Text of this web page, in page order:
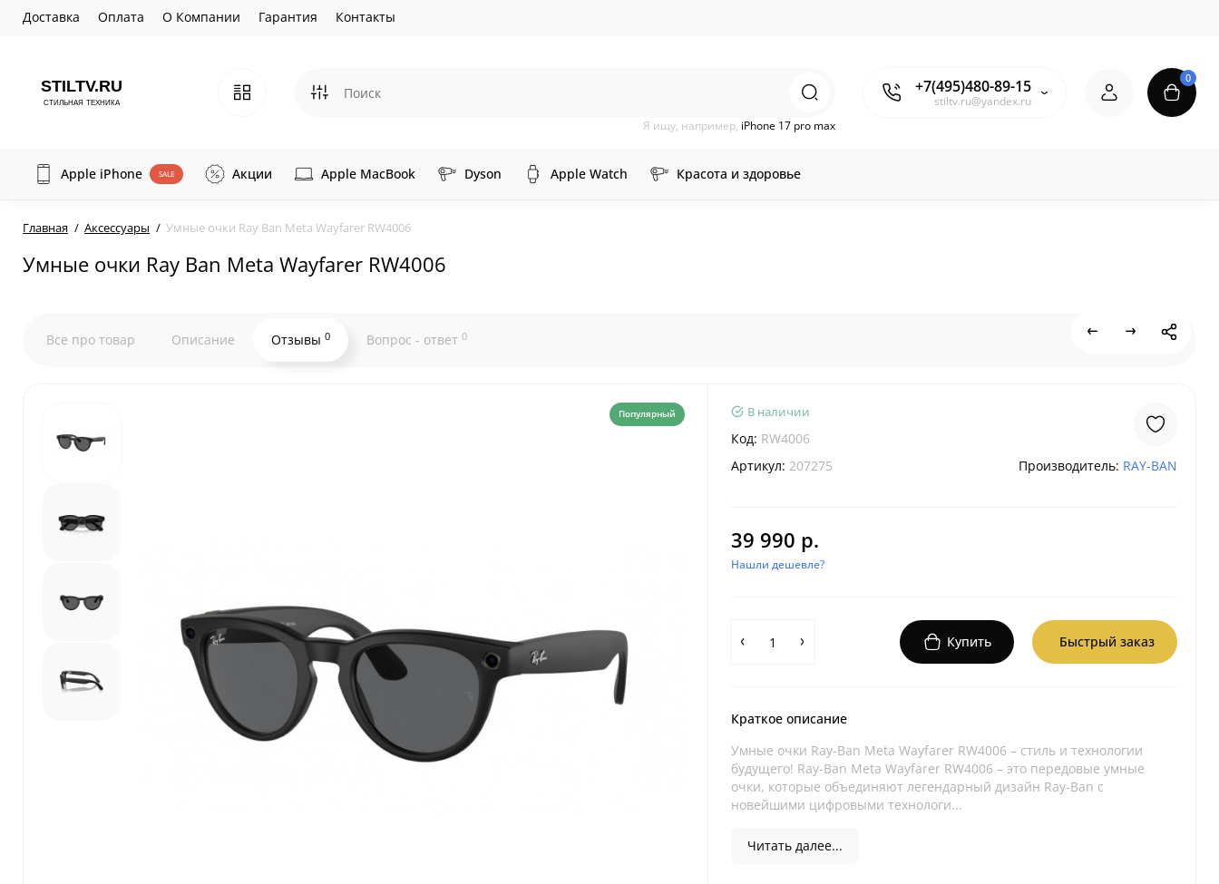
Доставка Оплата О Компании Гарантия Контакты
+7(495)480-89-15
stiltv.ru@yandex.ru
Я ищу, например, iPhone 17 pro max
0
Apple iPhone SALE Акции Apple MacBook Dyson Apple Watch Красота и здоровье
Главная Аксессуары Умные очки Ray Ban Meta Wayfarer RW4006
Умные очки Ray Ban Meta Wayfarer RW4006
Все про товар Описание Отзывы 0 Вопрос - ответ 0
Популярный В наличии
Код: RW4006
Артикул: 207275 Производитель: RAY-BAN
39 990 р.
Нашли дешевле?
Купить Быстрый заказ
Краткое описание
Умные очки Ray-Ban Meta Wayfarer RW4006 – стиль и технологии
будущего! Ray-Ban Meta Wayfarer RW4006 – это передовые умные
очки, которые объединяют легендарный дизайн Ray-Ban с
новейшими цифровыми технологи...
Читать далее...